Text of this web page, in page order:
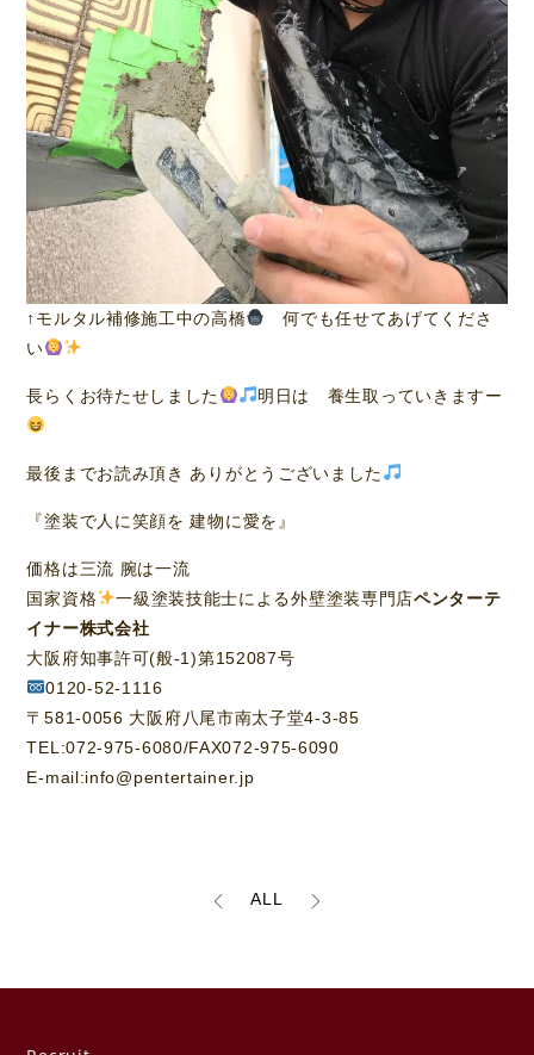
↑モルタル補修施工中の高橋
何でも任せてあげてくださ
い
長らくお待たせしました 明日は 養生取っていきますー
最後までお読み頂き ありがとうございました
『塗装で人に笑顔を 建物に愛を』
価格は三流 腕は一流
国家資格
一級塗装技能士による外壁塗装専門店ペンターテ
イナー株式会社
大阪府知事許可(般-1)第152087号
0120-52-1116
〒581-0056 大阪府八尾市南太子堂4-3-85
TEL:072-975-6080/FAX072-975-6090
E-mail:info@pentertainer.jp
ALL